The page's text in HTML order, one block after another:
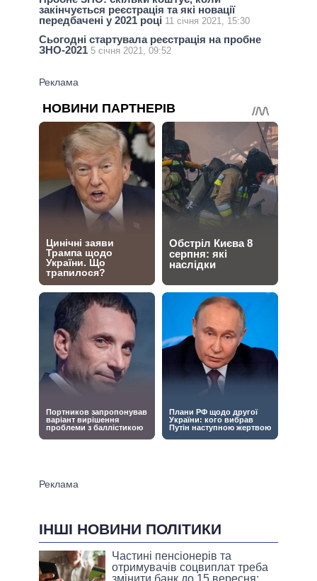
закінчується реєстрація та які новації
передбачені у 2021 році 11 січня 2021, 15:30
Сьогодні стартувала реєстрація на пробне
ЗНО-2021 5 січня 2021, 09:52
ІНШІ НОВИНИ ПОЛІТИКИ
Частині пенсіонерів та
отримувачів соцвиплат треба
змінити банк до 15 вересня: